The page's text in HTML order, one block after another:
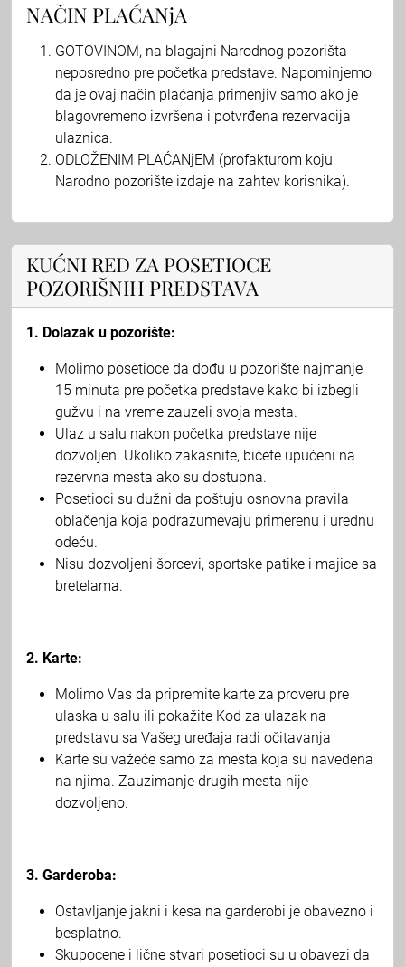
NAČIN PLAĆANjA
GOTOVINOM, na blagajni Narodnog pozorišta
neposredno pre početka predstave. Napominjemo
da je ovaj način plaćanja primenjiv samo ako je
blagovremeno izvršena i potvrđena rezervacija
ulaznica.
ODLOŽENIM PLAĆANjEM (profakturom koju
Narodno pozorište izdaje na zahtev korisnika).
KUĆNI RED ZA POSETIOCE
POZORIŠNIH PREDSTAVA
1. Dolazak u pozorište:
Molimo posetioce da dođu u pozorište najmanje
15 minuta pre početka predstave kako bi izbegli
gužvu i na vreme zauzeli svoja mesta.
Ulaz u salu nakon početka predstave nije
dozvoljen. Ukoliko zakasnite, bićete upućeni na
rezervna mesta ako su dostupna.
Posetioci su dužni da poštuju osnovna pravila
oblačenja koja podrazumevaju primerenu i urednu
odeću.
Nisu dozvoljeni šorcevi, sportske patike i majice sa
bretelama.
2. Karte:
Molimo Vas da pripremite karte za proveru pre
ulaska u salu ili pokažite Kod za ulazak na
predstavu sa Vašeg uređaja radi očitavanja
Karte su važeće samo za mesta koja su navedena
na njima. Zauzimanje drugih mesta nije
dozvoljeno.
3. Garderoba:
Ostavljanje jakni i kesa na garderobi je obavezno i
besplatno.
Skupocene i lične stvari posetioci su u obavezi da